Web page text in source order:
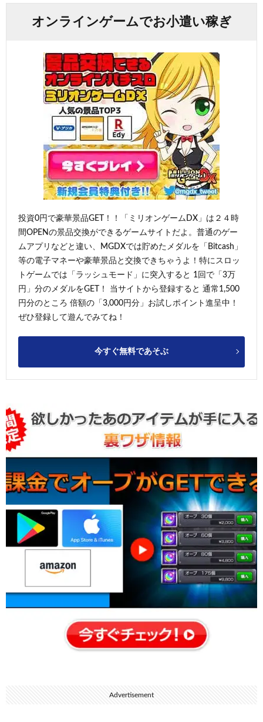
オンラインゲームでお小遣い稼ぎ
投資0円で豪華景品GET！！「ミリオンゲームDX」は２４時
間OPENの景品交換ができるゲームサイトだよ。普通のゲー
ムアプリなどと違い、MGDXでは貯めたメダルを「Bitcash」
等の電子マネーや豪華景品と交換できちゃうよ！特にスロッ
トゲームでは「ラッシュモード」に突入すると 1回で「3万
円」分のメダルをGET！ 当サイトから登録すると 通常1,500
円分のところ 倍額の「3,000円分」お試しポイント進呈中！
ぜひ登録して遊んでみてね！
今すぐ無料であそぶ
Advertisement